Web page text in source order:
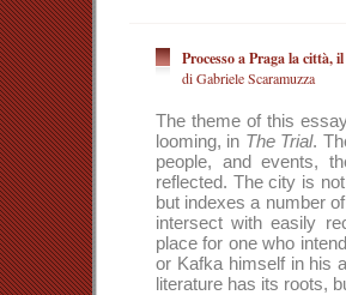
Processo a Praga la città,
di Gabriele Scaramuzza
The theme of this
looming, in The Trial.
people, and events,
reflected. The city is
but indexes a number
intersect with easily
place for one who
or Kafka himself in his
literature has its roots,